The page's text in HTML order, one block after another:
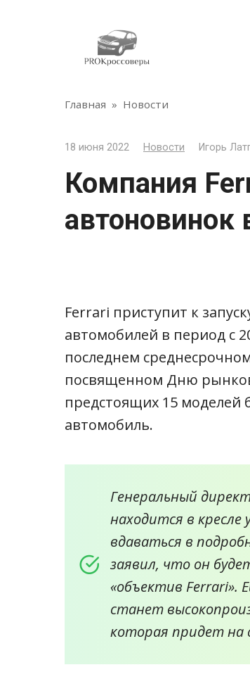
Главная » Новости
18 июня 2022 Новости Игорь
Компания
автоновинок
Ferrari приступит к
автомобилей в период с
последнем
посвященном Дню рынков
предстоящих 15 моделей
автомобиль.
Генеральный
находится в кресле
вдаваться в
заявил, что он
«объектив
станет
которая придет на